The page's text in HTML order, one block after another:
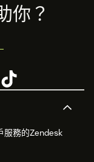
服務的Zendesk
你？